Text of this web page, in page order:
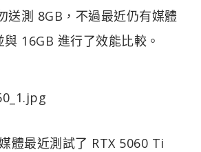
送測 8GB，不過最近仍有媒體
16GB 進行了效能比較。
體最近測試了 RTX 5060 Ti